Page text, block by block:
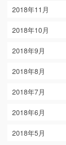
2018年11月
2018年10月
2018年9月
2018年8月
2018年7月
2018年6月
2018年5月